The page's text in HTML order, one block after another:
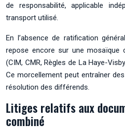
de responsabilité, applicable
transport utilisé.
En l’absence de ratification
repose encore sur une mosaïque
(CIM, CMR, Règles de La Haye-
Ce morcellement peut entraîner
résolution des différends.
Litiges relatifs aux
combiné